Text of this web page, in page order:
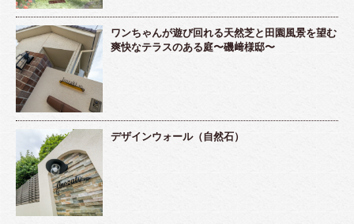
ワンちゃんが遊び回れる天然芝と田園風景を望む
爽快なテラスのある庭〜磯﨑様邸〜
デザインウォール（自然石）